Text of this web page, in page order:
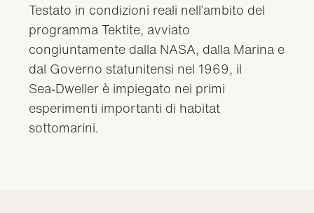
Testato in condizioni reali nell’ambito del
programma Tektite, avviato
congiuntamente dalla NASA, dalla Marina e
dal Governo statunitensi nel 1969, il
Sea‑Dweller è impiegato nei primi
esperimenti importanti di habitat
sottomarini.